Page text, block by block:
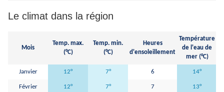
Le climat dans la région
Mois
Temp. max.
(°C)
Temp. min.
(°C)
Heures
d'ensoleillement
Température
de l'eau de
mer (°C)
Janvier 12° 7° 6 14°
Février 12° 7° 7 13°